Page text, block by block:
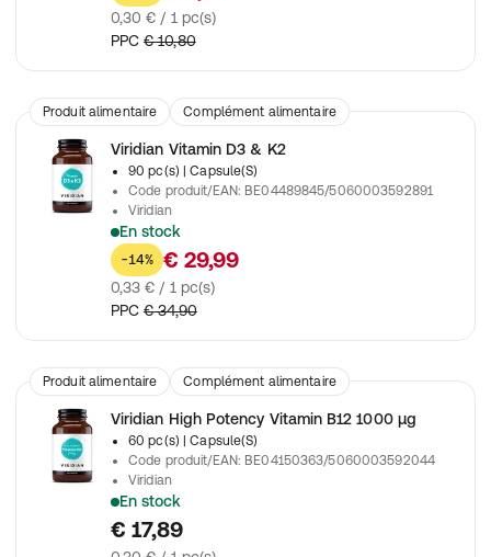
0,30 € / 1 pc(s)
PPC € 10,80
Produit alimentaire Complément alimentaire
Viridian Vitamin D3 & K2
90 pc(s)
| Capsule(S)
Code produit/EAN: BE04489845/5060003592891
Viridian
En stock
Complément alimentaire contenant de la vitamine D3 de
-14% € 29,99
0,33 € / 1 pc(s)
PPC € 34,90
Produit alimentaire Complément alimentaire
Viridian High Potency Vitamin B12 1000 µg
60 pc(s)
| Capsule(S)
Code produit/EAN: BE04150363/5060003592044
Viridian
En stock
Contient une combinaison de deux formes actives de
€ 17,89